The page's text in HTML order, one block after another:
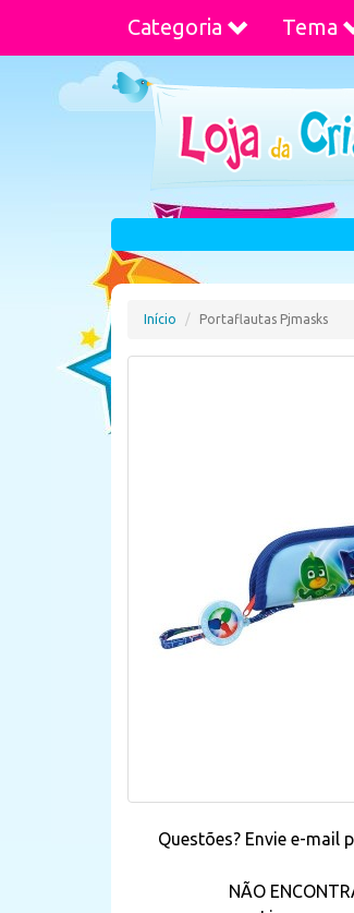
Categoria Tema
Início Portaflautas Pjmasks
Questões? Envie e-mail
NÃO